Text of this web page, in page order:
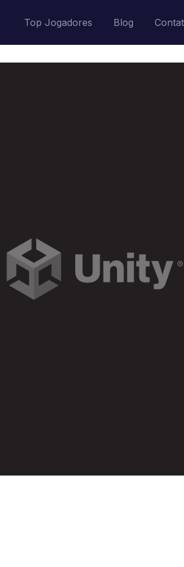
Top Jogadores Blog